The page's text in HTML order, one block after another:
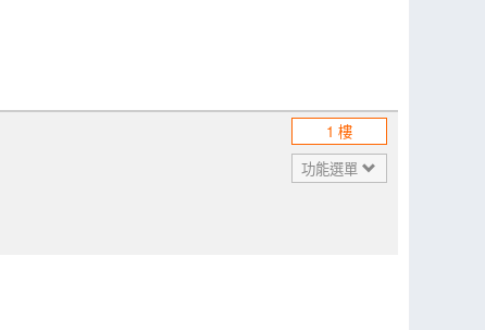
1 樓
功能選單